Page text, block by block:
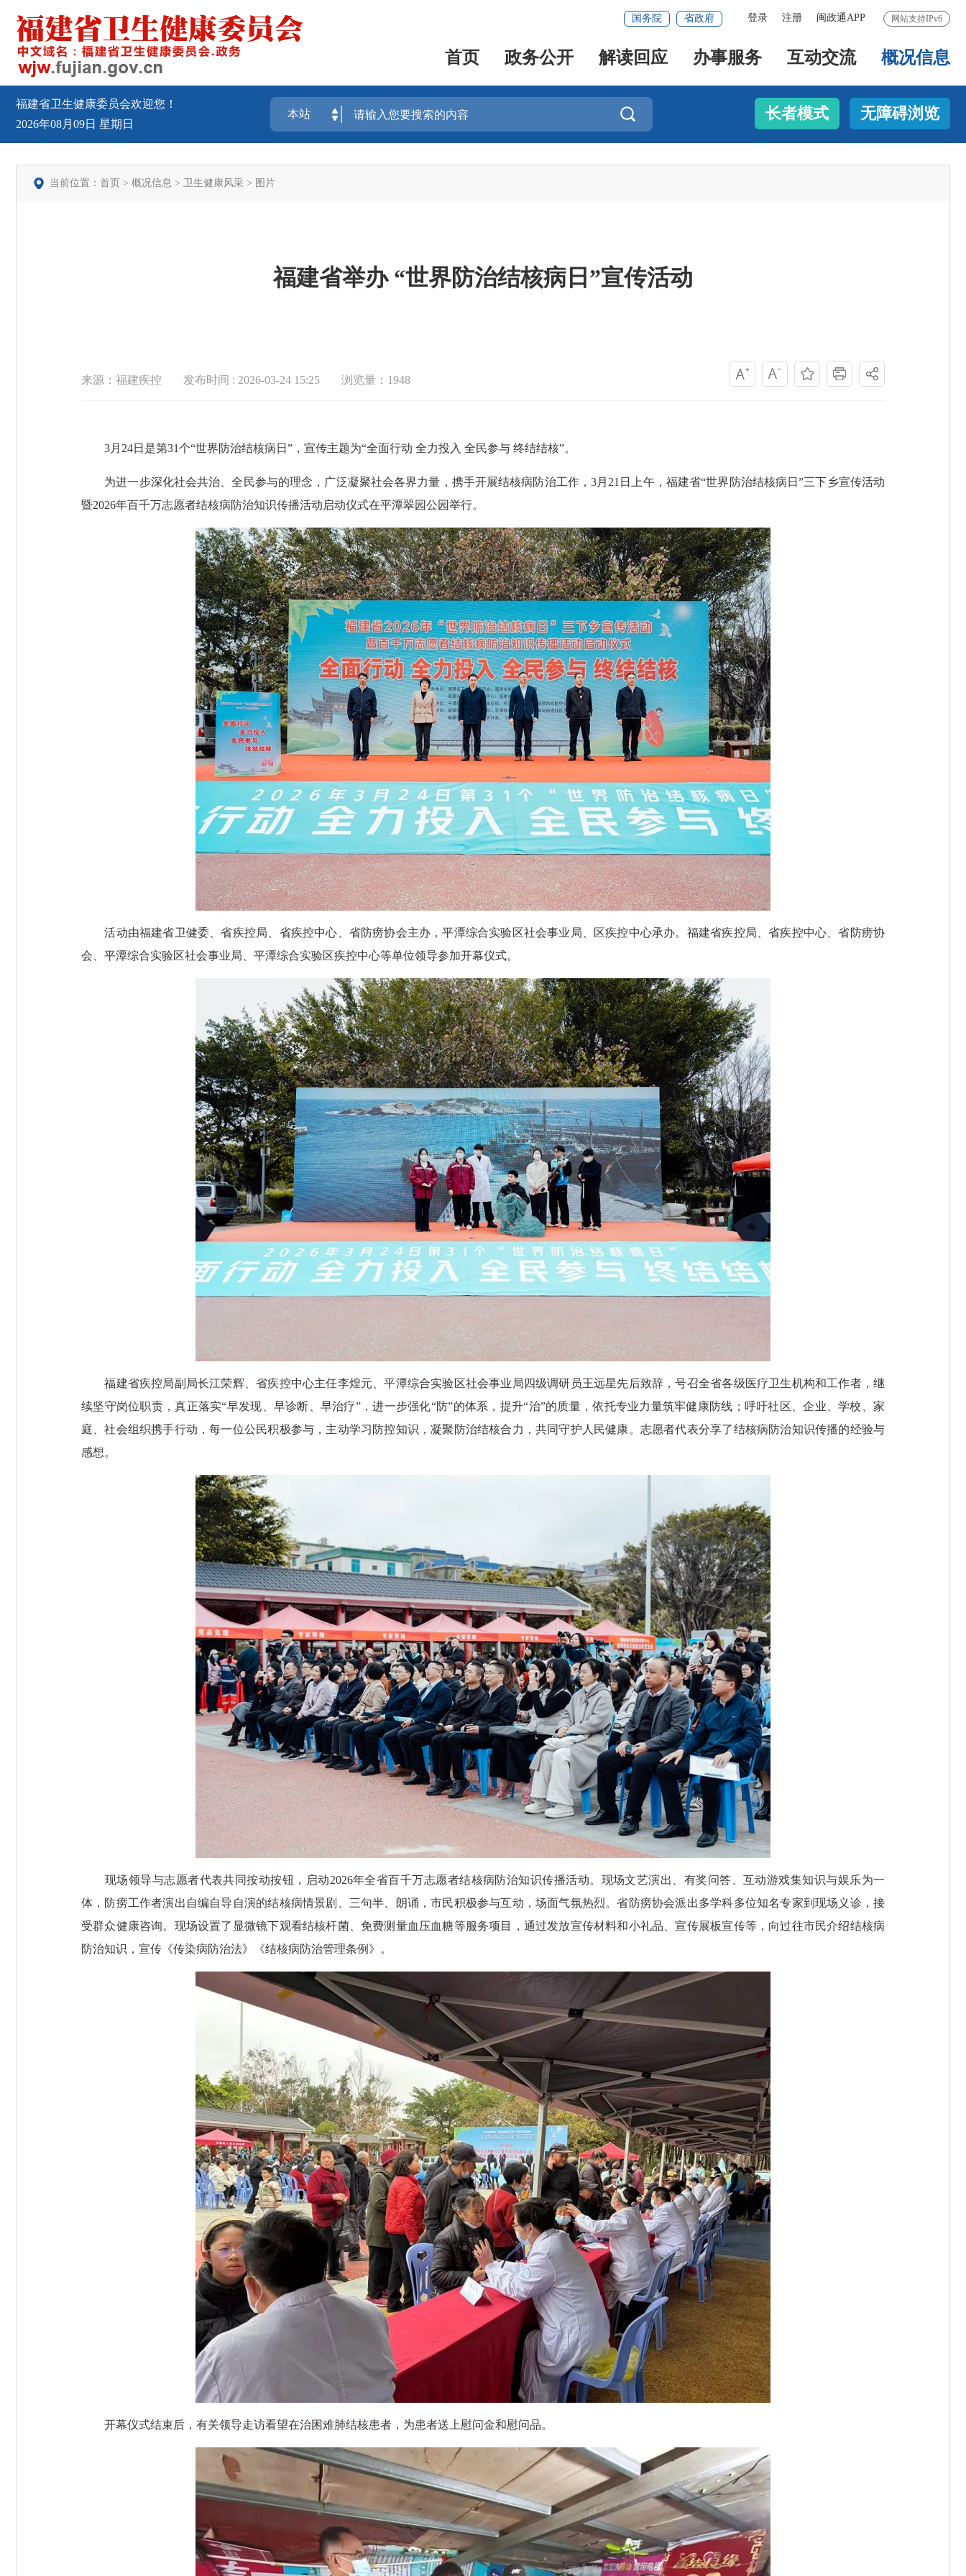
网站支持IPv6
登录 注册 闽政通APP
国务院 省政府
首页 政务公开 解读回应 办事服务 互动交流 概况信息
福建省卫生健康委员会欢迎您！
2026年08月09日 星期日
 长者模式 无障碍浏览
当前位置： 首页 > 概况信息 > 卫生健康风采 > 图片
福建省举办 “世界防治结核病日”宣传活动
来源：福建疾控 发布时间 : 2026-03-24 15:25 浏览量：1948
3月24日是第31个“世界防治结核病日”，宣传主题为“全面行动 全力投入 全民参与 终结结核”。
为进一步深化社会共治、全民参与的理念，广泛凝聚社会各界力量，携手开展结核病防治工作，3月21日上午，福建省“世界防治结核病日”三下乡宣传活动
暨2026年百千万志愿者结核病防治知识传播活动启动仪式在平潭翠园公园举行。
活动由福建省卫健委、省疾控局、省疾控中心、省防痨协会主办，平潭综合实验区社会事业局、区疾控中心承办。福建省疾控局、省疾控中心、省防痨协
会、平潭综合实验区社会事业局、平潭综合实验区疾控中心等单位领导参加开幕仪式。
福建省疾控局副局长江荣辉、省疾控中心主任李煌元、平潭综合实验区社会事业局四级调研员王远星先后致辞，号召全省各级医疗卫生机构和工作者，继
续坚守岗位职责，真正落实“早发现、早诊断、早治疗”，进一步强化“防”的体系，提升“治”的质量，依托专业力量筑牢健康防线；呼吁社区、企业、学校、家
庭、社会组织携手行动，每一位公民积极参与，主动学习防控知识，凝聚防治结核合力，共同守护人民健康。志愿者代表分享了结核病防治知识传播的经验与
感想。
现场领导与志愿者代表共同按动按钮，启动2026年全省百千万志愿者结核病防治知识传播活动。现场文艺演出、有奖问答、互动游戏集知识与娱乐为一
体，防痨工作者演出自编自导自演的结核病情景剧、三句半、朗诵，市民积极参与互动，场面气氛热烈。省防痨协会派出多学科多位知名专家到现场义诊，接
受群众健康咨询。现场设置了显微镜下观看结核杆菌、免费测量血压血糖等服务项目，通过发放宣传材料和小礼品、宣传展板宣传等，向过往市民介绍结核病
防治知识，宣传《传染病防治法》《结核病防治管理条例》。
开幕仪式结束后，有关领导走访看望在治困难肺结核患者，为患者送上慰问金和慰问品。